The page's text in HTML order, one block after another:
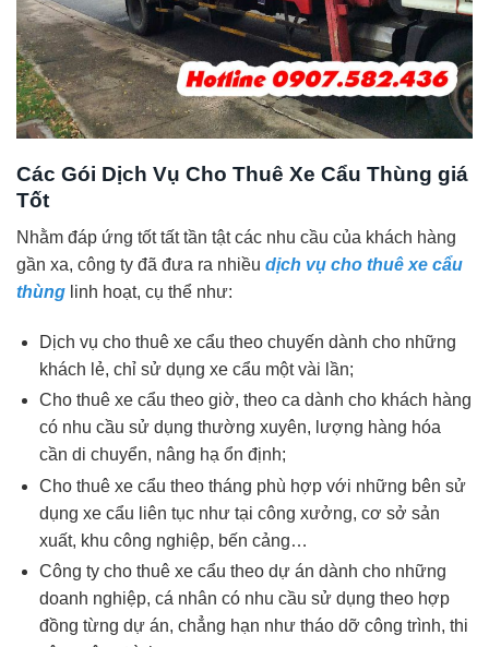
Các Gói Dịch Vụ Cho Thuê Xe Cẩu Thùng giá
Tốt
Nhằm đáp ứng tốt tất tần tật các nhu cầu của khách hàng
gần xa, công ty đã đưa ra nhiều dịch vụ cho thuê xe cẩu
thùng linh hoạt, cụ thể như:
Dịch vụ cho thuê xe cẩu theo chuyến dành cho những
khách lẻ, chỉ sử dụng xe cẩu một vài lần;
Cho thuê xe cẩu theo giờ, theo ca dành cho khách hàng
có nhu cầu sử dụng thường xuyên, lượng hàng hóa
cần di chuyển, nâng hạ ổn định;
Cho thuê xe cẩu theo tháng phù hợp với những bên sử
dụng xe cẩu liên tục như tại công xưởng, cơ sở sản
xuất, khu công nghiệp, bến cảng…
Công ty cho thuê xe cẩu theo dự án dành cho những
doanh nghiệp, cá nhân có nhu cầu sử dụng theo hợp
đồng từng dự án, chẳng hạn như tháo dỡ công trình, thi